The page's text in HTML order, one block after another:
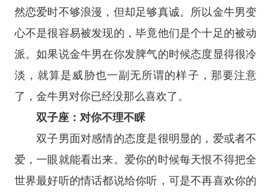
然恋爱时不够浪漫，但却足够真诚。所以金牛男变
心不是很容易被发现的，毕竟他们是个十足的被动
派。如果说金牛男在你发脾气的时候态度显得很冷
淡，就算是威胁也一副无所谓的样子，那要注意
了，金牛男对你已经没那么喜欢了。
双子座：对你不理不睬
双子男面对感情的态度是很明显的，爱或者不
爱，一眼就能看出来。爱你的时候每天恨不得把全
世界最好听的情话都说给你听，可是不再喜欢你的